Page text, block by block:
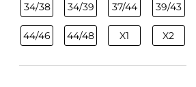
34/38 34/39 37/44 39/43
44/46 44/48 X1 X2